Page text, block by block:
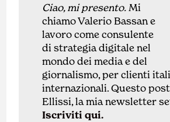
Ciao, mi presento.Mi
chiamo Valerio Bassan e
lavoro comeconsulente
distrategia digitale nel
mondo dei media e del
giornalismo, per clienti
internazionali.Questo
Ellissi, la mia newsletter
Iscriviti qui.